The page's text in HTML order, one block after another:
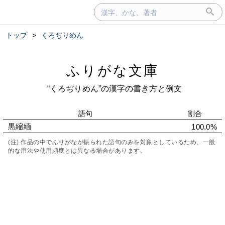
トップ > くろぢりめん
ふりがな文庫
“くろぢりめん”の漢字の書き方と例文
語句 割合
黒縮緬 100.0%
(注) 作品の中でふりがなが振られた語句のみを対象としているため、一般
的な用法や使用頻度とは異なる場合があります。